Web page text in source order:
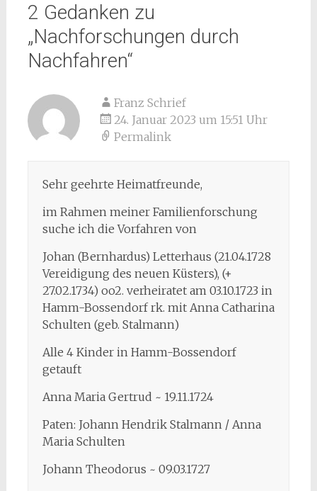
2 Gedanken zu
„Nachforschungen durch
Nachfahren“
Franz Schrief
24. Januar 2023 um 15:51 Uhr
Permalink
Sehr geehrte Heimatfreunde,
im Rahmen meiner Familienforschung
suche ich die Vorfahren von
Johan (Bernhardus) Letterhaus (21.04.1728
Vereidigung des neuen Küsters), (+
27.02.1734) oo2. verheiratet am 03.10.1723 in
Hamm-Bossendorf rk. mit Anna Catharina
Schulten (geb. Stalmann)
Alle 4 Kinder in Hamm-Bossendorf
getauft
Anna Maria Gertrud ~ 19.11.1724
Paten: Johann Hendrik Stalmann / Anna
Maria Schulten
Johann Theodorus ~ 09.03.1727